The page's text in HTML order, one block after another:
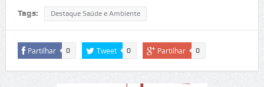
Tags: Destaque Saúde e Ambiente
Partilhar 0 Tweet 0 Partilhar 0